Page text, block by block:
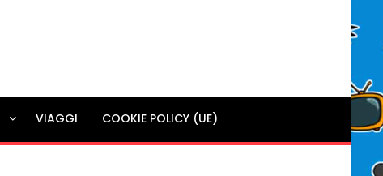
VIAGGI COOKIE POLICY (UE)